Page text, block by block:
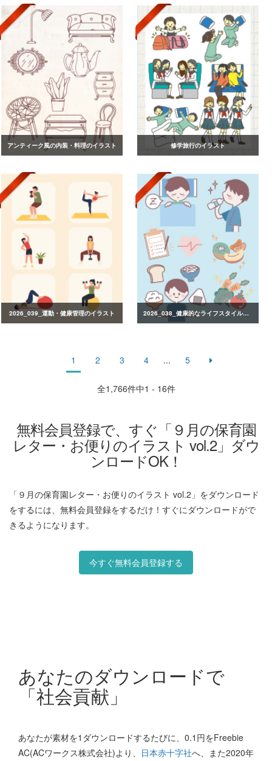
アンティーク風の内装・料理のイラスト 修学旅行のイラスト
2026_039_運動・健康管理のイラスト 2026_038_健康的なライフスタイルのイラスト
1 2 3 4 ... 5
全1,766件中1 - 16件
無料会員登録で、すぐ「９月の保育園
レター・お便りのイラスト vol.2」ダウ
ンロードOK！
「９月の保育園レター・お便りのイラスト vol.2」をダウンロード
をするには、無料会員登録をするだけ！すぐにダウンロードがで
きるようになります。
今すぐ無料会員登録する
あなたのダウンロードで
「社会貢献」
あなたが素材を1ダウンロードするたびに、0.1円をFreebie
AC(ACワークス株式会社)より、 日本赤十字社へ、また2020年